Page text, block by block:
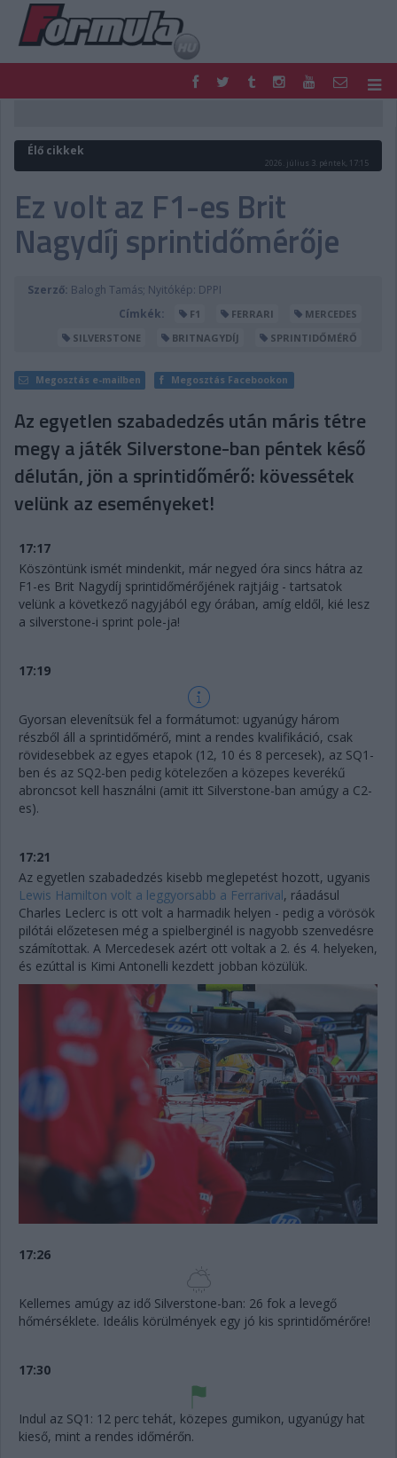
FORMULA
MOTOR
PODCAST
SHOP
LIVE
TIPPJÁTÉK
DIGITÁLIS MAGAZIN
PONTÁLLÁSOK
Élő cikkek
2026. július 3. péntek, 17:15
Ez volt az F1-es Brit
Nagydíj sprintidőmérője
Szerző: Balogh Tamás; Nyitókép: DPPI
Címkék:
F1 FERRARI
MERCEDES
SILVERSTONE
BRITNAGYDÍJ SPRINTIDŐMÉRŐ
Megosztás e-mailben Megosztás Facebookon
Az egyetlen szabadedzés után máris tétre
megy a játék Silverstone-ban péntek késő
délután, jön a sprintidőmérő: kövessétek
velünk az eseményeket!
17:17
Köszöntünk ismét mindenkit, már negyed óra sincs hátra az
F1-es Brit Nagydíj sprintidőmérőjének rajtjáig - tartsatok
velünk a következő nagyjából egy órában, amíg eldől, kié lesz
a silverstone-i sprint pole-ja!
17:19
Gyorsan elevenítsük fel a formátumot: ugyanúgy három
részből áll a sprintidőmérő, mint a rendes kvalifikáció, csak
rövidesebbek az egyes etapok (12, 10 és 8 percesek), az SQ1-
ben és az SQ2-ben pedig kötelezően a közepes keverékű
abroncsot kell használni (amit itt Silverstone-ban amúgy a C2-
es).
17:21
Az egyetlen szabadedzés kisebb meglepetést hozott, ugyanis
Lewis Hamilton volt a leggyorsabb a Ferrarival, ráadásul
Charles Leclerc is ott volt a harmadik helyen - pedig a vörösök
pilótái előzetesen még a spielberginél is nagyobb szenvedésre
számítottak. A Mercedesek azért ott voltak a 2. és 4. helyeken,
és ezúttal is Kimi Antonelli kezdett jobban közülük.
17:26
Kellemes amúgy az idő Silverstone-ban: 26 fok a levegő
hőmérséklete. Ideális körülmények egy jó kis sprintidőmérőre!
17:30
Indul az SQ1: 12 perc tehát, közepes gumikon, ugyanúgy hat
kieső, mint a rendes időmérőn.